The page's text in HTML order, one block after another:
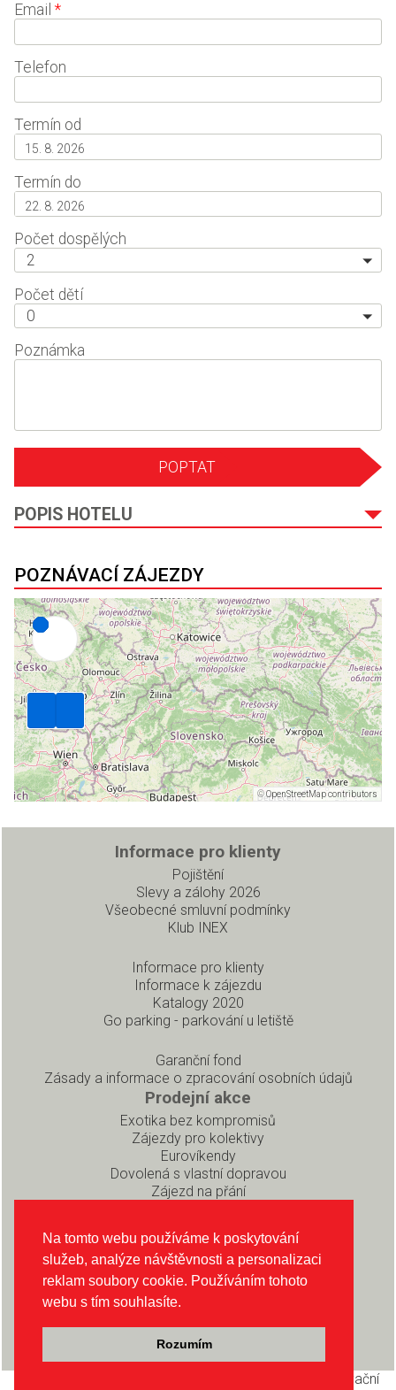
Na tomto webu používáme k poskytování
služeb, analýze návštěvnosti a personalizaci
reklam soubory cookie. Používáním tohoto
webu s tím souhlasíte.
Rozumím
Email *
Telefon
Termín od
Termín do
Počet dospělých
2
Počet dětí
0
Poznámka
POPTAT
POPIS HOTELU
POZNÁVACÍ ZÁJEZDY
©OpenStreetMap contributors
Informace pro klienty
Pojištění
Slevy a zálohy 2026
Všeobecné smluvní podmínky
Klub INEX
Informace pro klienty
Informace k zájezdu
Katalogy 2020
Go parking - parkování u letiště
Garanční fond
Zásady a informace o zpracování osobních údajů
Prodejní akce
Exotika bez kompromisů
Zájezdy pro kolektivy
Eurovíkendy
Dovolená s vlastní dopravou
Zájezd na přání
Rezervační systém pro prodejce
Soubory ke stažení
O CK INEX
Sledujte nás na Instagramu
Sledujte nás na Facebooku
Rezervační